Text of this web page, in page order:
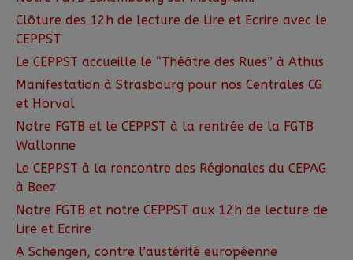
Clôture des 12h de lecture de Lire et Ecrire avec le
CEPPST
Le CEPPST accueille le “Théâtre des Rues” à Athus
Manifestation à Strasbourg pour nos Centrales CG
et Horval
Notre FGTB et le CEPPST à la rentrée de la FGTB
Wallonne
Le CEPPST à la rencontre des Régionales du CEPAG
à Beez
Notre FGTB et notre CEPPST aux 12h de lecture de
Lire et Ecrire
A Schengen, contre l’austérité européenne